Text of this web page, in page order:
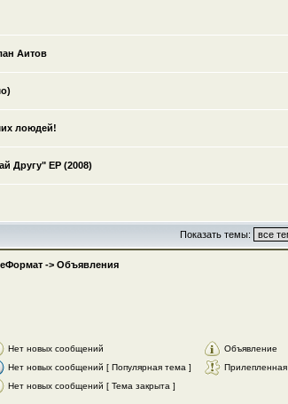
Аитов
лоюдей!
Другу" ЕР (2008)
Показать темы:
-> Объявления
Нет новых сообщений
Объявление
Нет новых сообщений [ Популярная тема ]
Прилепленная
Нет новых сообщений [ Тема закрыта ]